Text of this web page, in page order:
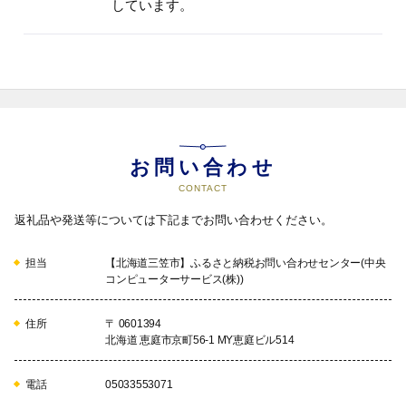
しています。
お問い合わせ
CONTACT
返礼品や発送等については下記までお問い合わせください。
担当
【北海道三笠市】ふるさと納税お問い合わせセンター(中央
コンピューターサービス(株))
住所
〒 0601394
北海道 恵庭市京町56-1 MY恵庭ビル514
電話 05033553071